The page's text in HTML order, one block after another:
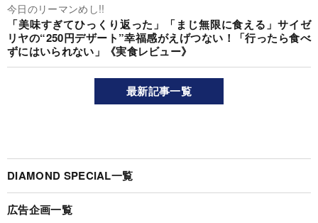
今日のリーマンめし!!
「美味すぎてひっくり返った」「まじ無限に食える」サイゼ
リヤの“250円デザート”幸福感がえげつない！「行ったら食べ
ずにはいられない」《実食レビュー》
最新記事一覧
DIAMOND SPECIAL一覧
広告企画一覧